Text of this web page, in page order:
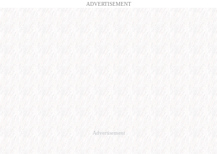
ADVERTISEMENT
Advertisement